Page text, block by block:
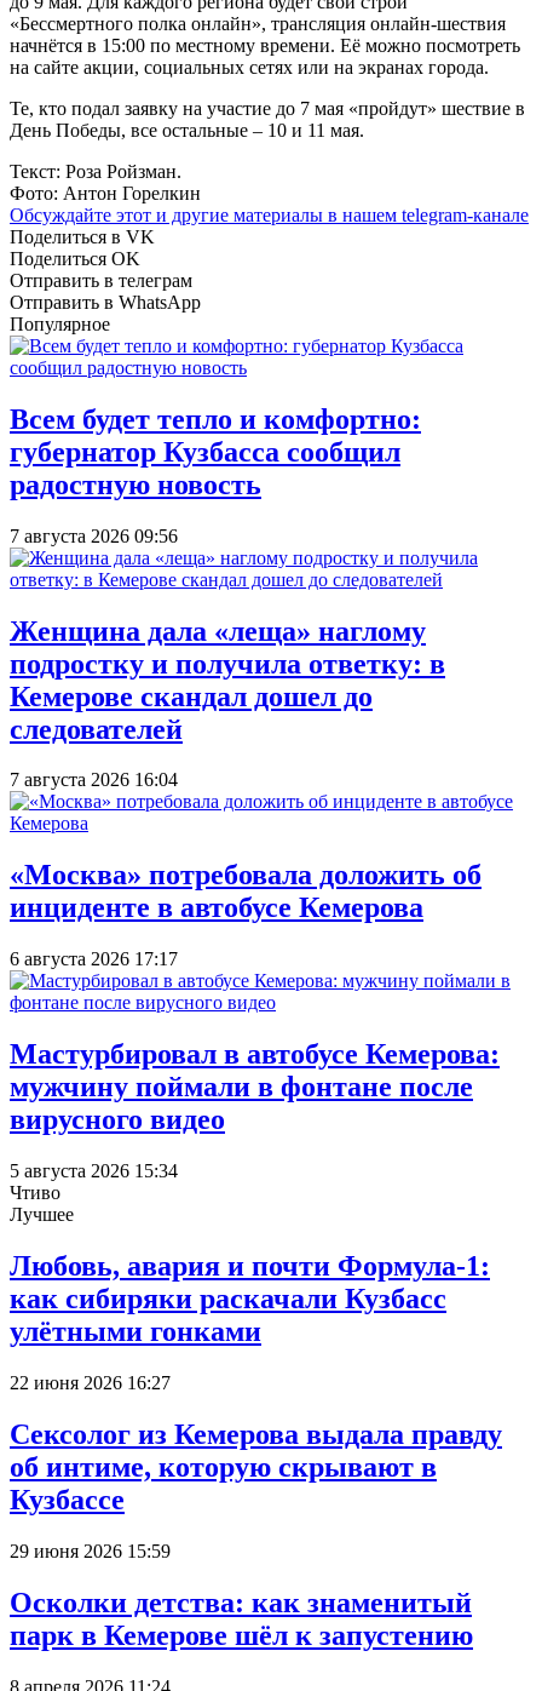
«Бессмертного полка онлайн», трансляция онлайн-шествия
начнётся в 15:00 по местному времени. Её можно посмотреть
на сайте акции, социальных сетях или на экранах города.
Те, кто подал заявку на участие до 7 мая «пройдут» шествие в
День Победы, все остальные – 10 и 11 мая.
Текст: Роза Ройзман.
Фото: Антон Горелкин
Обсуждайте этот и другие материалы в нашем telegram-канале
Поделиться в VK
Поделиться OK
Отправить в телеграм
Отправить в WhatsApp
Популярное
Всем будет тепло и комфортно:
губернатор Кузбасса сообщил
радостную новость
7 августа 2026 09:56
Женщина дала «леща» наглому
подростку и получила ответку: в
Кемерове скандал дошел до
следователей
7 августа 2026 16:04
«Москва» потребовала доложить об
инциденте в автобусе Кемерова
6 августа 2026 17:17
Мастурбировал в автобусе Кемерова:
мужчину поймали в фонтане после
вирусного видео
5 августа 2026 15:34
Чтиво
Лучшее
Любовь, авария и почти Формула-1:
как сибиряки раскачали Кузбасс
улётными гонками
22 июня 2026 16:27
Сексолог из Кемерова выдала правду
об интиме, которую скрывают в
Кузбассе
29 июня 2026 15:59
Осколки детства: как знаменитый
парк в Кемерове шёл к запустению
8 апреля 2026 11:24